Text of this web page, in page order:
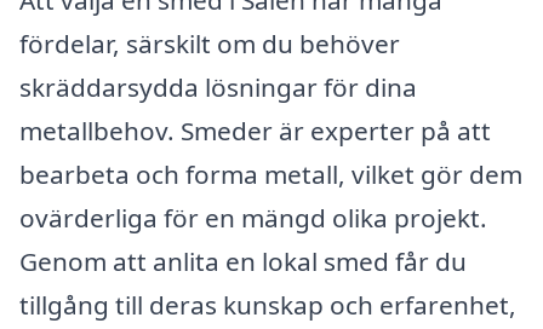
fördelar, särskilt om du behöver
skräddarsydda lösningar för dina
metallbehov. Smeder är experter på att
bearbeta och forma metall, vilket gör dem
ovärderliga för en mängd olika projekt.
Genom att anlita en lokal smed får du
tillgång till deras kunskap och erfarenhet,